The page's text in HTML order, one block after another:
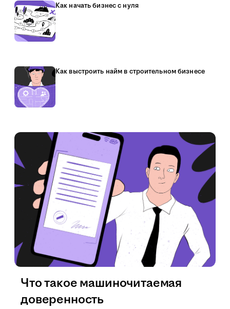
Как начать бизнес с нуля
Как выстроить найм в строительном бизнесе
Что такое машиночитаемая
доверенность